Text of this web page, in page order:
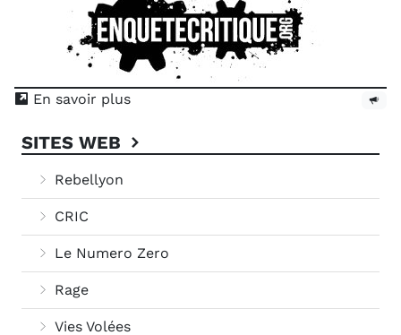
En savoir plus
SITES WEB
Rebellyon
CRIC
Le Numero Zero
Rage
Vies Volées